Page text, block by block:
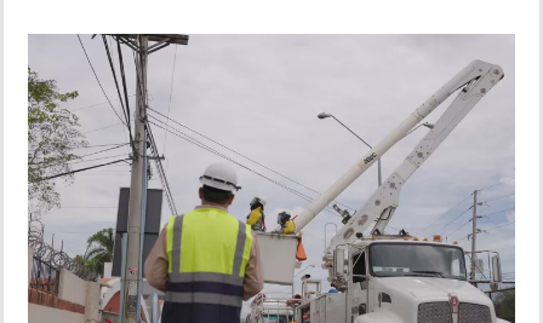
SHOW
DEPORTES
MUNDO
INSÓLITAS